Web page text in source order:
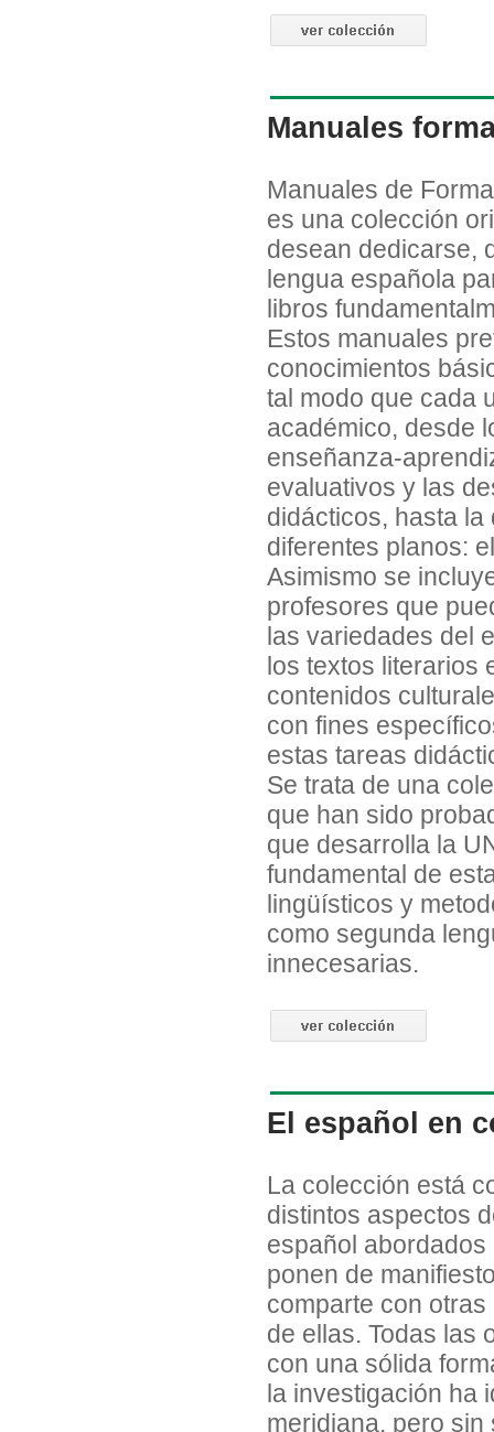
Manuales
Manuales de
es una colección
desean dedicarse,
lengua española
libros
Estos manuales
conocimientos
tal modo que cada
académico, desde
enseñanza-
evaluativos y las
didácticos, hasta
diferentes planos:
Asimismo se
profesores que
las variedades del
los textos literarios
contenidos
con fines
estas tareas
Se trata de una
que han sido
que desarrolla la
fundamental de
lingüísticos y
como segunda
innecesarias.
El español en
La colección está
distintos aspectos
español
ponen de
comparte con
de ellas. Todas las
con una sólida
la investigación ha
meridiana, pero